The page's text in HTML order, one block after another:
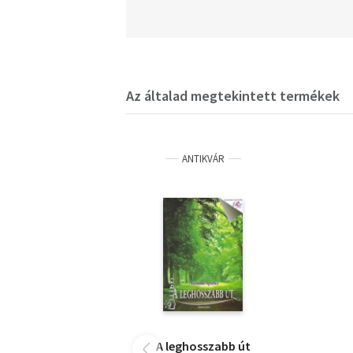
Az általad megtekintett termékek
ANTIKVÁR
A leghosszabb út